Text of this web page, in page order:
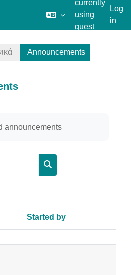
currently
using
guest
Log
in
Announcements
announcements
Search forums
Started by